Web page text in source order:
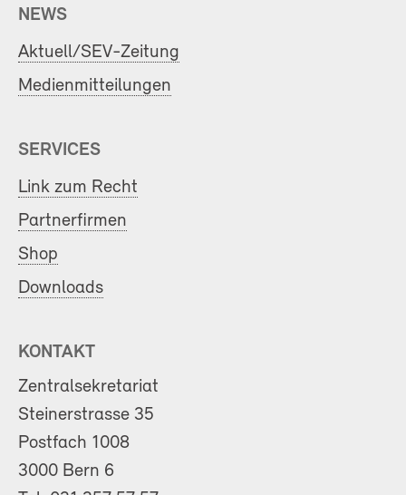
NEWS
Aktuell/SEV-Zeitung
Medienmitteilungen
SERVICES
Link zum Recht
Partnerfirmen
Shop
Downloads
KONTAKT
Zentralsekretariat
Steinerstrasse 35
Postfach 1008
3000 Bern 6